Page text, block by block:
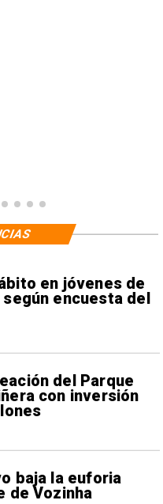
en jóvenes de
según encuesta del
del Parque
con inversión
baja la euforia
de Vozinha